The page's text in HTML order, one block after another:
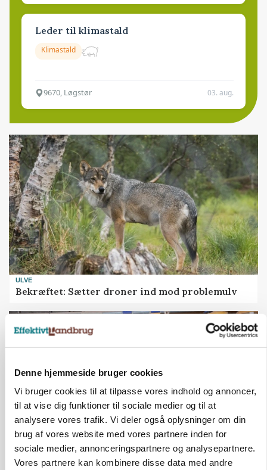
Denne hjemmeside bruger cookies
Vi bruger cookies til at tilpasse vores indhold og annoncer,
til at vise dig funktioner til sociale medier og til at
analysere vores trafik. Vi deler også oplysninger om din
brug af vores website med vores partnere inden for
sociale medier, annonceringspartnere og analysepartnere.
Vores partnere kan kombinere disse data med andre
Leder til klimastald
Klimastald
9670, Løgstør 03. aug.
ULVE
Bekræftet: Sætter droner ind mod problemulv
Rådgiver om DB-Tjek: Små justeringer kan give